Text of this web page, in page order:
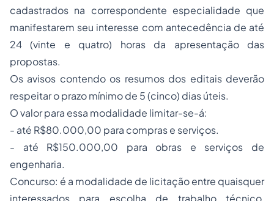
cadastrados na correspondente especialidade que
manifestarem seu interesse com antecedência de até
24 (vinte e quatro) horas da apresentação das
propostas.
Os avisos contendo os resumos dos editais deverão
respeitar o prazo mínimo de 5 (cinco) dias úteis.
O valor para essa modalidade limitar-se-á:
- até R$80.000,00 para compras e serviços.
- até R$150.000,00 para obras e serviços de
engenharia.
Concurso: é a modalidade de licitação entre quaisquer
interessados para escolha de trabalho técnico,